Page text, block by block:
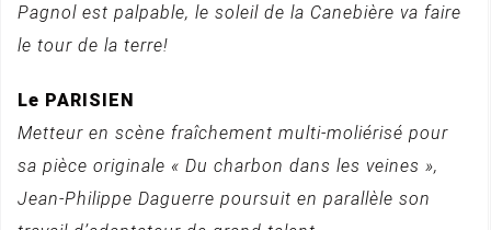
Pagnol est palpable, le soleil de la Canebière va faire
le tour de la terre!
Le PARISIEN
Metteur en scène fraîchement multi-moliérisé pour
sa pièce originale « Du charbon dans les veines »,
Jean-Philippe Daguerre poursuit en parallèle son